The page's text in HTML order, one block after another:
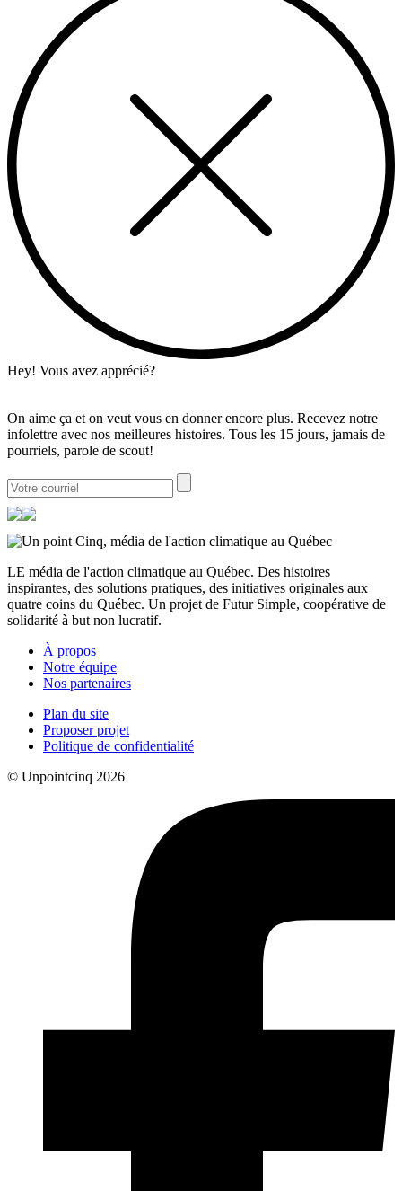
Hey! Vous avez apprécié?
On aime ça et on veut vous en donner encore plus. Recevez notre
infolettre avec nos meilleures histoires. Tous les 15 jours, jamais de
pourriels, parole de scout!
LE média de l'action climatique au Québec. Des histoires
inspirantes, des solutions pratiques, des initiatives originales aux
quatre coins du Québec. Un projet de Futur Simple, coopérative de
solidarité à but non lucratif.
À propos
Notre équipe
Nos partenaires
Plan du site
Proposer projet
Politique de confidentialité
© Unpointcinq 2026